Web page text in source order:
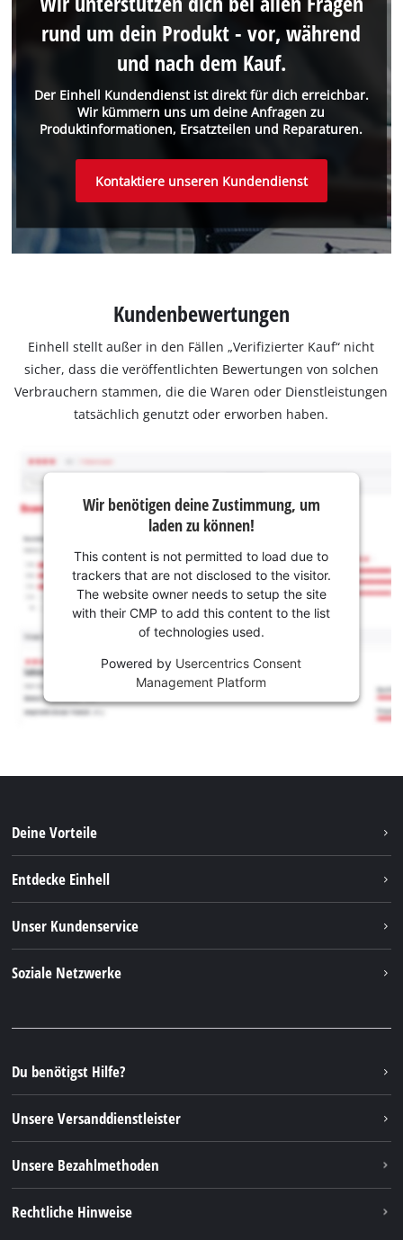
Der Einhell Kundendienst ist direkt für dich erreichbar.
Wir kümmern uns um deine Anfragen zu
Produktinformationen, Ersatzteilen und Reparaturen.
rund um dein Produkt - vor, während
und nach dem Kauf.
Kontaktiere unseren Kundendienst
Kundenbewertungen
Einhell stellt außer in den Fällen „Verifizierter Kauf“ nicht
sicher, dass die veröffentlichten Bewertungen von solchen
Verbrauchern stammen, die die Waren oder Dienstleistungen
tatsächlich genutzt oder erworben haben.
Wir benötigen deine Zustimmung, um
laden zu können!
This content is not permitted to load due to
trackers that are not disclosed to the visitor.
The website owner needs to setup the site
with their CMP to add this content to the list
of technologies used.
Powered by Usercentrics Consent
Management Platform
Deine Vorteile
Entdecke Einhell
Einhell Germany AG
Unser Kundenservice
Soziale Netzwerke
Instagram
TikTok
Pinterest
Du benötigst Hilfe?
Unsere Versanddienstleister
Unsere Bezahlmethoden
Rechtliche Hinweise